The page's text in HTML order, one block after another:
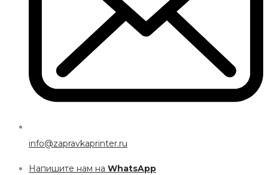
info@zapravkaprinter.ru
Напишите нам на WhatsApp